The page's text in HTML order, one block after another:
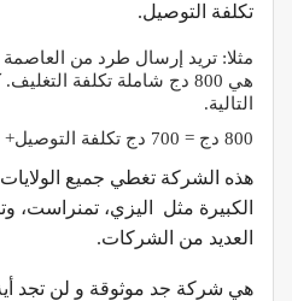
تكلفة التوصيل.
مثلا: تريد إرسال طرد من
هي 800 دج شاملة تكلفة
التالية.
800 دج = 700 دج تكلفة التوصيل+ 100 تكلفة التغليف.
هذه الشركة تغطي جميع الولايات
الكبيرة مثل اليزي، تمنراست،
العديد من الشركات.
هي شركة جد موثوقة و لن تجد